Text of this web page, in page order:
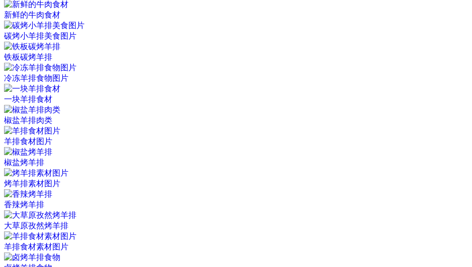
新鲜的牛肉食材
碳烤小羊排美食图片
铁板碳烤羊排
冷冻羊排食物图片
一块羊排食材
椒盐羊排肉类
羊排食材图片
椒盐烤羊排
烤羊排素材图片
香辣烤羊排
大草原孜然烤羊排
羊排食材素材图片